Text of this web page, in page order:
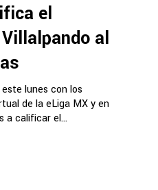
el
al
lunes con los
de la eLiga MX y en
a calificar el...